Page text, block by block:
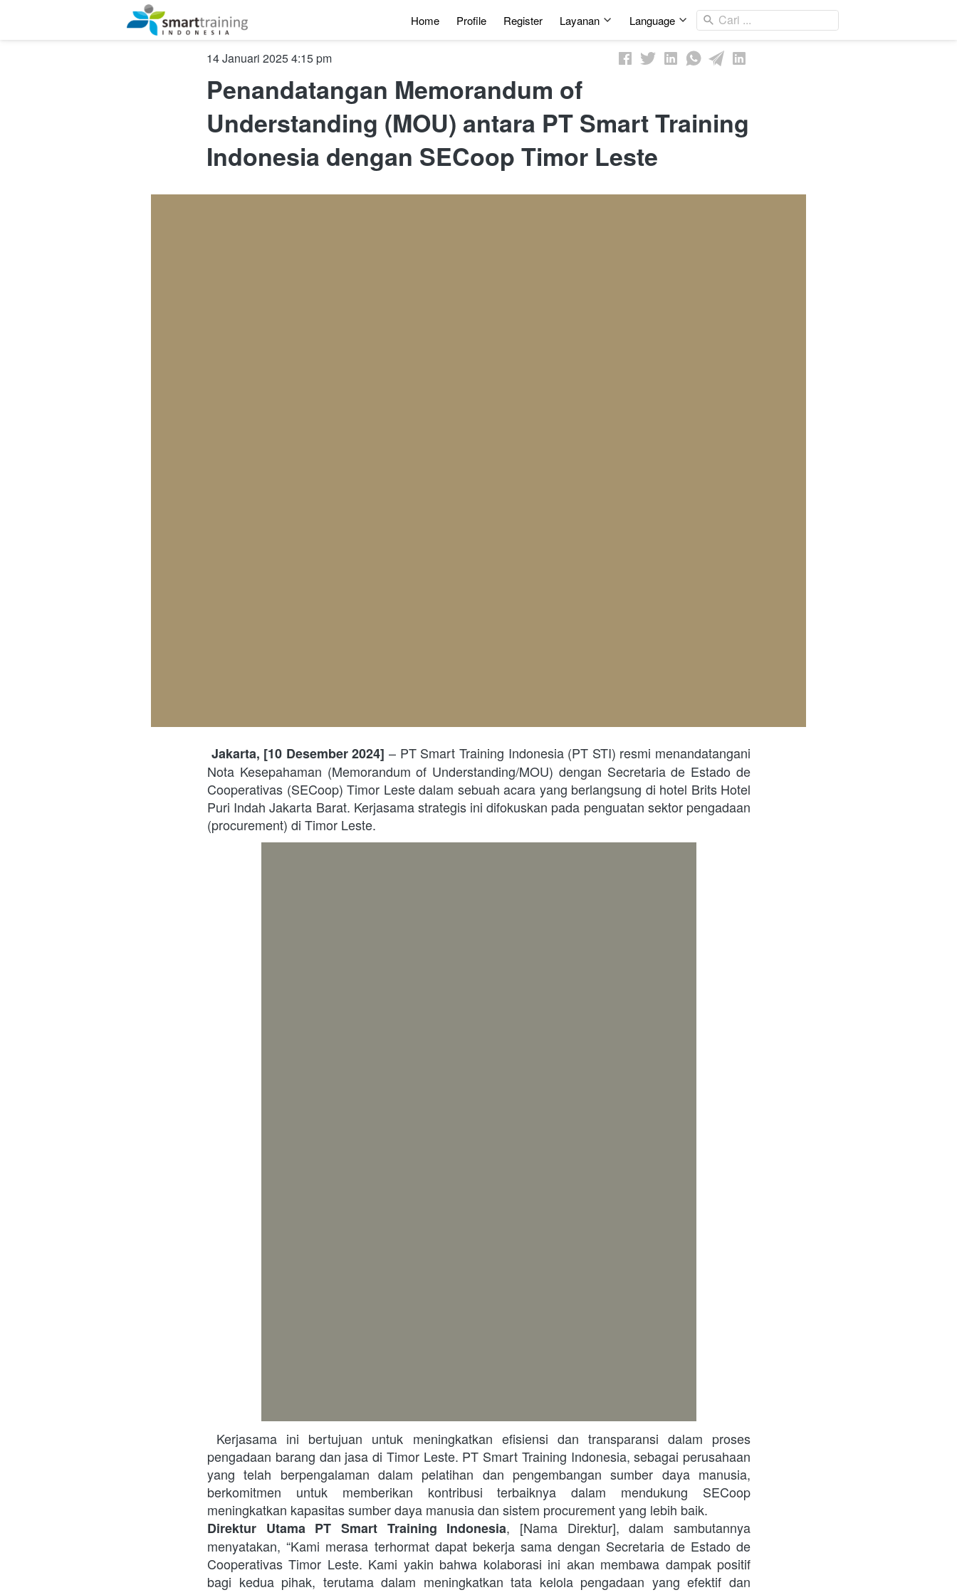
Home Profile Register Layanan Language Cari ...
January 14, 2025, 9:15 am
Penandatangan Memorandum of
Understanding (MOU) antara PT Smart Training
Indonesia dengan SECoop Timor Leste
Jakarta, [10 Desember 2024] – PT Smart Training Indonesia (PT STI) resmi menandatangani
Nota Kesepahaman (Memorandum of Understanding/MOU) dengan Secretaria de Estado de
Cooperativas (SECoop) Timor Leste dalam sebuah acara yang berlangsung di hotel Brits Hotel
Puri Indah Jakarta Barat. Kerjasama strategis ini difokuskan pada penguatan sektor pengadaan
(procurement) di Timor Leste.
pengadaan barang dan jasa di Timor Leste. PT Smart Training Indonesia, sebagai perusahaan
yang telah berpengalaman dalam pelatihan dan pengembangan sumber daya manusia,
berkomitmen untuk memberikan kontribusi terbaiknya dalam mendukung SECoop
meningkatkan kapasitas sumber daya manusia dan sistem procurement yang lebih baik.
Direktur Utama PT Smart Training Indonesia, [Nama Direktur], dalam sambutannya
menyatakan, “Kami merasa terhormat dapat bekerja sama dengan Secretaria de Estado de
Cooperativas Timor Leste. Kami yakin bahwa kolaborasi ini akan membawa dampak positif
bagi kedua pihak, terutama dalam meningkatkan tata kelola pengadaan yang efektif dan